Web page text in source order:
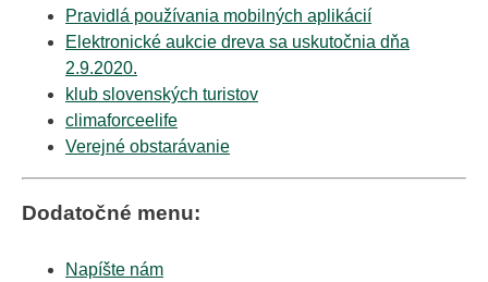
Pravidlá používania mobilných aplikácií
Elektronické aukcie dreva sa uskutočnia dňa
2.9.2020.
klub slovenských turistov
climaforceelife
Verejné obstarávanie
Dodatočné menu:
Napíšte nám